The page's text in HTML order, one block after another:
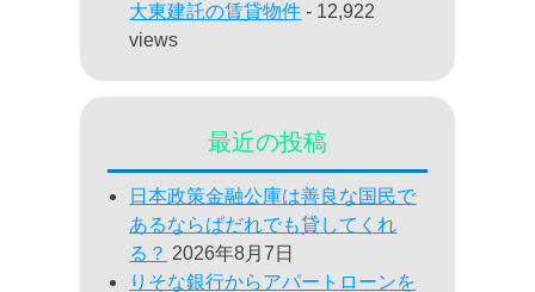
大東建託の賃貸物件 - 12,922
views
最近の投稿
日本政策金融公庫は善良な国民で
あるならばだれでも貸してくれ
る？ 2026年8月7日
りそな銀行からアパートローンを